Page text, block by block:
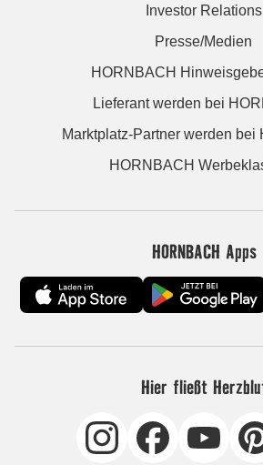
Investor Relations
Presse/Medien
HORNBACH
Lieferant werden bei
Marktplatz-Partner werden bei
HORNBACH
HORNBACH Apps
Hier fließt